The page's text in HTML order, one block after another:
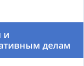
и
делам